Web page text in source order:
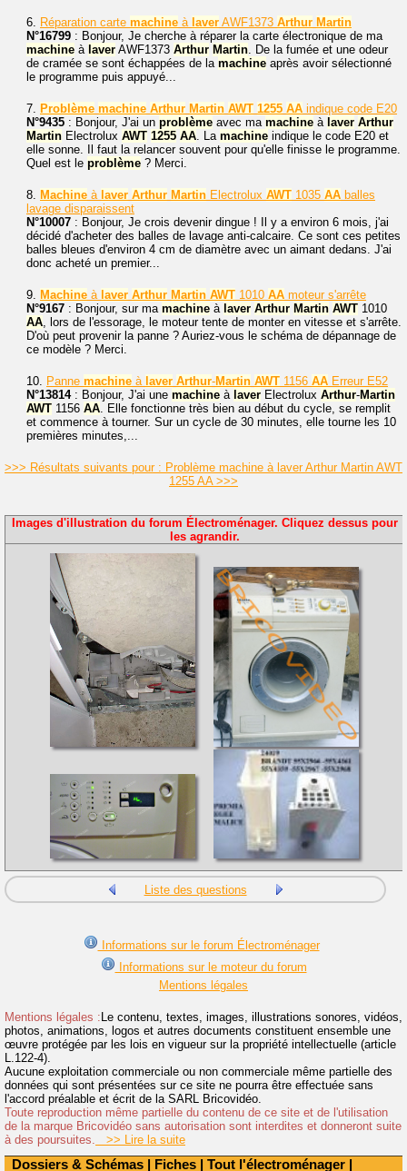
Dossiers & Schémas | Fiches | Tout l'électroménager |
6. Réparation carte machine à laver AWF1373 Arthur Martin
N°16799 : Bonjour, Je cherche à réparer la carte électronique de ma
machine à laver AWF1373 Arthur Martin. De la fumée et une odeur
de cramée se sont échappées de la machine après avoir sélectionné
le programme puis appuyé...
7. Problème machine Arthur Martin AWT 1255 AA indique code E20
N°9435 : Bonjour, J'ai un problème avec ma machine à laver Arthur
Martin Electrolux AWT 1255 AA. La machine indique le code E20 et
elle sonne. Il faut la relancer souvent pour qu'elle finisse le programme.
Quel est le problème ? Merci.
8. Machine à laver Arthur Martin Electrolux AWT 1035 AA balles
lavage disparaissent
N°10007 : Bonjour, Je crois devenir dingue ! Il y a environ 6 mois, j'ai
décidé d'acheter des balles de lavage anti-calcaire. Ce sont ces petites
balles bleues d'environ 4 cm de diamètre avec un aimant dedans. J'ai
donc acheté un premier...
9. Machine à laver Arthur Martin AWT 1010 AA moteur s'arrête
N°9167 : Bonjour, sur ma machine à laver Arthur Martin AWT 1010
AA, lors de l'essorage, le moteur tente de monter en vitesse et s'arrête.
D'où peut provenir la panne ? Auriez-vous le schéma de dépannage de
ce modèle ? Merci.
10. Panne machine à laver Arthur-Martin AWT 1156 AA Erreur E52
N°13814: Bonjour, J'ai une machine à laver Electrolux Arthur-Martin
AWT 1156 AA. Elle fonctionne très bien au début du cycle, se remplit
et commence à tourner. Sur un cycle de 30 minutes, elle tourne les 10
premières minutes,...
>>> Résultats suivants pour : Problème machine à laver Arthur Martin AWT
1255 AA >>>
Images d'illustration du forum Électroménager. Cliquez dessus pour
les agrandir.
Liste des questions
Informations sur le forum Électroménager
Informations sur le moteur du forum
Mentions légales
Mentions légales : Le contenu, textes, images, illustrations sonores, vidéos,
photos, animations, logos et autres documents constituent ensemble une
œuvre protégée par les lois en vigueur sur la propriété intellectuelle (article
L.122-4).
Aucune exploitation commerciale ou non commerciale même partielle des
données qui sont présentées sur ce site ne pourra être effectuée sans
l'accord préalable et écrit de la SARL Bricovidéo.
Toute reproduction même partielle du contenu de ce site et de l'utilisation
de la marque Bricovidéo sans autorisation sont interdites et donneront suite
à des poursuites.
>> Lire la suite